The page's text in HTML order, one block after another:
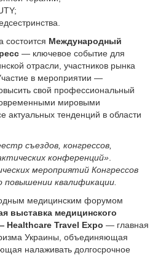
состоится Международный
— ключевое событие для
отрасли, участников рынка
в мероприятии —
свой профессиональный
мировыми
актуальных тенденций в области
съездов, конгрессов,
конференций».
мероприятий Конгрессов
повышении квалификации.
медицинским форумом
выставка медицинского
Healthcare Travel Expo — главная
Украины, объединяющая
налаживать долгосрочное